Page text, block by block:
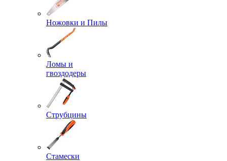
Ножовки и Пилы
Ломы и
гвоздодеры
Струбцины
Стамески